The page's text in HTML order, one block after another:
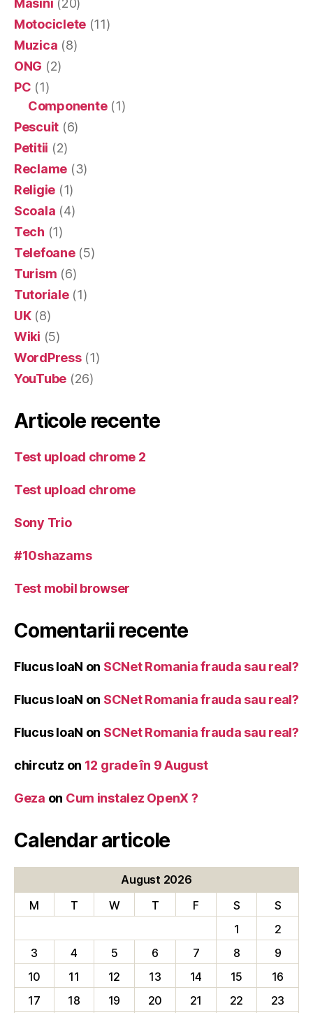
Masini (20)
Motociclete (11)
Muzica (8)
ONG (2)
PC (1)
Componente(1)
Pescuit (6)
Petitii (2)
Reclame (3)
Religie (1)
Scoala (4)
Tech (1)
Telefoane(5)
Turism (6)
Tutoriale(1)
UK(8)
Wiki (5)
WordPress(1)
YouTube (26)
Articole recente
Test upload chrome 2
Test upload chrome
Sony Trio
#10shazams
Test mobil browser
Comentarii recente
Flucus IoaN on SCNet Romania frauda sau real?
Flucus IoaN on SCNet Romania frauda sau real?
Flucus IoaN on SCNet Romania frauda sau real?
chircutz on 12 grade în 9 August
Geza on Cum instalez OpenX ?
Calendar articole
August 2026
M
T W T F S
S
1
2
3
4 5 6 7 8
9
10
11 12 13 14 15
16
17
18 19 20 21 22 23